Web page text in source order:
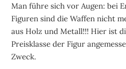
Man führe sich vor Augen: bei
Figuren sind die Waffen nicht
aus Holz und Metall!!! Hier ist
Preisklasse der Figur
Zweck.